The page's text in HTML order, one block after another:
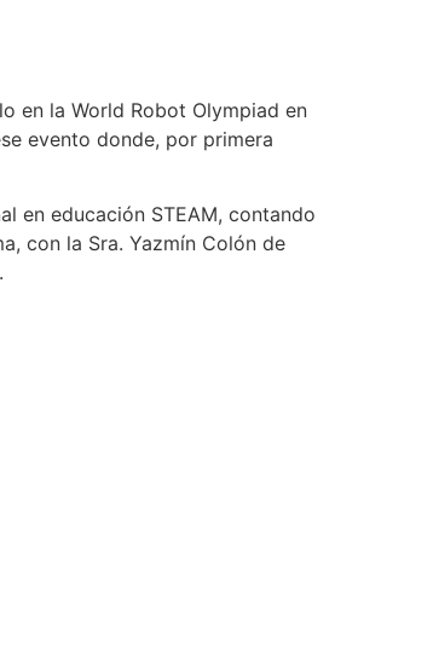
en la World Robot Olympiad en
evento donde, por primera
en educación STEAM, contando
con la Sra. Yazmín Colón de